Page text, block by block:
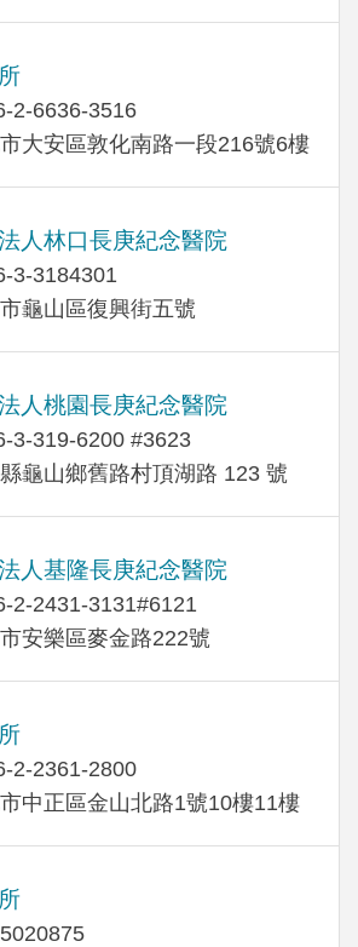
2-6636-3516
大安區敦化南路一段216號6樓
人林口長庚紀念醫院
3-3184301
龜山區復興街五號
人桃園長庚紀念醫院
3-319-6200 #3623
龜山鄉舊路村頂湖路 123 號
人基隆長庚紀念醫院
2-2431-3131#6121
安樂區麥金路222號
2-2361-2800
中正區金山北路1號10樓11樓